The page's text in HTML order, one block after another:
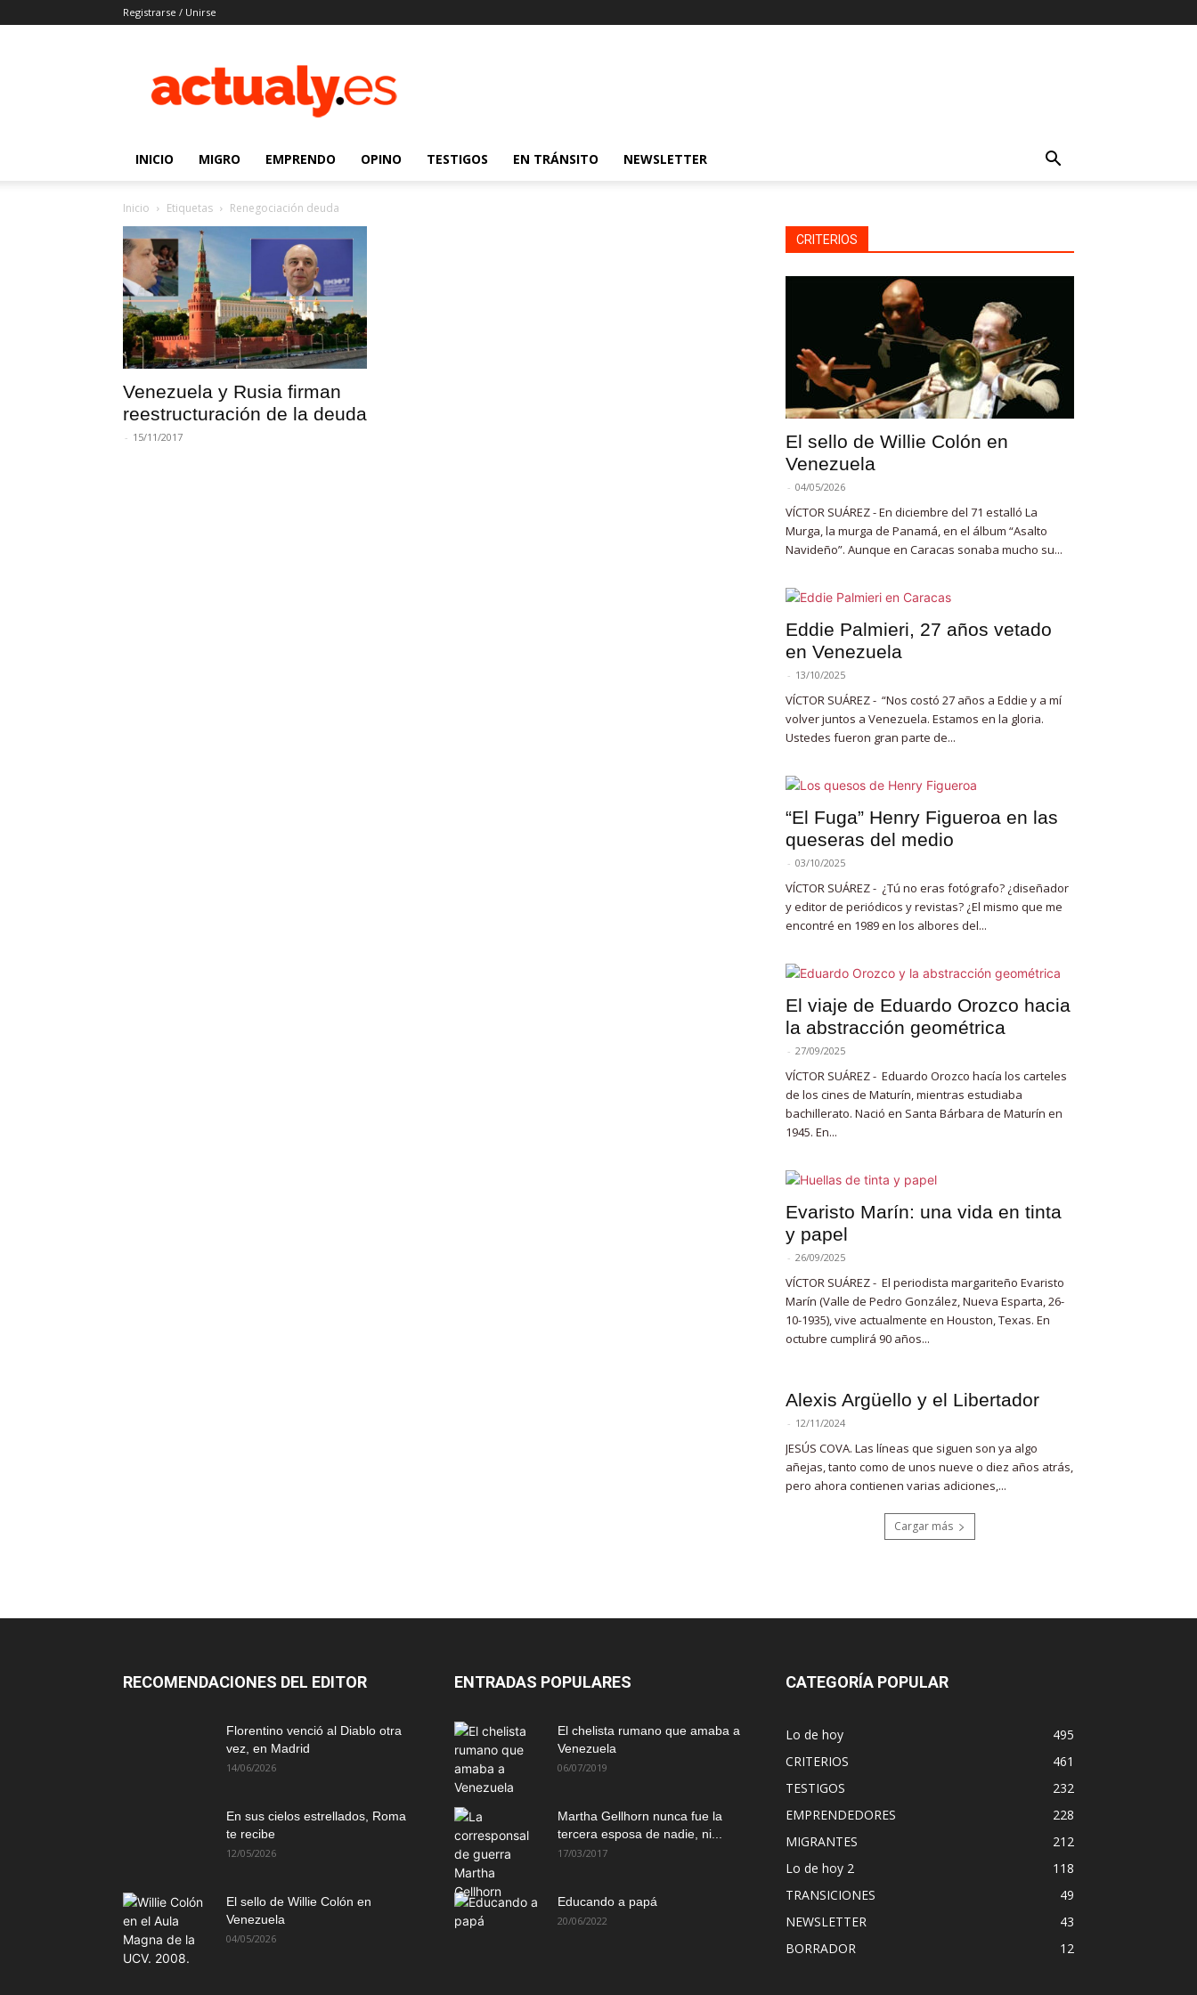
Registrarse / Unirse
|
Noticias
venezolanos
INICIO MIGRO EMPRENDO OPINO TESTIGOS EN TRÁNSITO NEWSLETTER
Inicio Etiquetas Renegociación deuda
Venezuela y Rusia firman
reestructuración de la deuda
- 15/11/2017
CRITERIOS
El sello de Willie Colón en
Venezuela
- 04/05/2026
VÍCTOR SUÁREZ - En diciembre del 71 estalló La
Murga, la murga de Panamá, en el álbum “Asalto
Navideño”. Aunque en Caracas sonaba mucho su...
Eddie Palmieri, 27 años vetado
en Venezuela
- 13/10/2025
VÍCTOR SUÁREZ - “Nos costó 27 años a Eddie y a mí
volver juntos a Venezuela. Estamos en la gloria.
Ustedes fueron gran parte de...
“El Fuga” Henry Figueroa en las
queseras del medio
- 03/10/2025
VÍCTOR SUÁREZ - ¿Tú no eras fotógrafo? ¿diseñador
y editor de periódicos y revistas? ¿El mismo que me
encontré en 1989 en los albores del...
El viaje de Eduardo Orozco hacia
la abstracción geométrica
- 27/09/2025
VÍCTOR SUÁREZ - Eduardo Orozco hacía los carteles
de los cines de Maturín, mientras estudiaba
bachillerato. Nació en Santa Bárbara de Maturín en
1945. En...
Evaristo Marín: una vida en tinta
y papel
- 26/09/2025
VÍCTOR SUÁREZ - El periodista margariteño Evaristo
Marín (Valle de Pedro González, Nueva Esparta, 26-
10-1935), vive actualmente en Houston, Texas. En
octubre cumplirá 90 años...
Alexis Argüello y el Libertador
- 12/11/2024
JESÚS COVA. Las líneas que siguen son ya algo
añejas, tanto como de unos nueve o diez años atrás,
pero ahora contienen varias adiciones,...
Cargar más
RECOMENDACIONES DEL EDITOR
Florentino venció al Diablo otra
vez, en Madrid
14/06/2026
En sus cielos estrellados, Roma
te recibe
12/05/2026
El sello de Willie Colón en
Venezuela
04/05/2026
ENTRADAS POPULARES
El chelista rumano que amaba a
Venezuela
06/07/2019
Martha Gellhorn nunca fue la
tercera esposa de nadie, ni...
17/03/2017
Educando a papá
20/06/2022
CATEGORÍA POPULAR
Lo de hoy
495
CRITERIOS
461
TESTIGOS
232
EMPRENDEDORES
228
MIGRANTES
212
Lo de hoy 2
118
TRANSICIONES
49
NEWSLETTER
43
BORRADOR
12